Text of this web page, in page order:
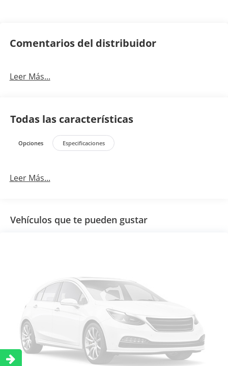
Comentarios del distribuidor
Leer Más...
Todas las características
Opciones Especificaciones
Leer Más...
Vehículos que te pueden gustar